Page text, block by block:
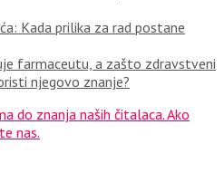
Kada prilika za rad postane
farmaceutu, a zašto zdravstveni
njegovo znanje?